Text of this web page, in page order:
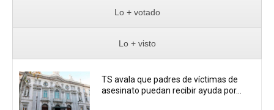
Lo + votado
Lo + visto
TS avala que padres de víctimas de
asesinato puedan recibir ayuda por...